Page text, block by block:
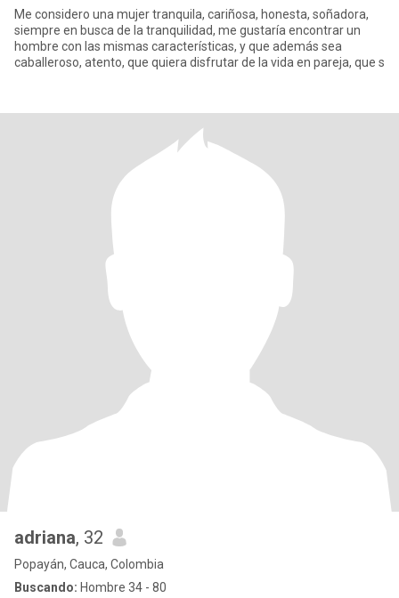
Me considero una mujer tranquila, cariñosa, honesta, soñadora,
siempre en busca de la tranquilidad, me gustaría encontrar un
hombre con las mismas características, y que además sea
caballeroso, atento, que quiera disfrutar de la vida en pareja, que s
adriana, 32
Popayán, Cauca, Colombia
Buscando: Hombre 34 - 80